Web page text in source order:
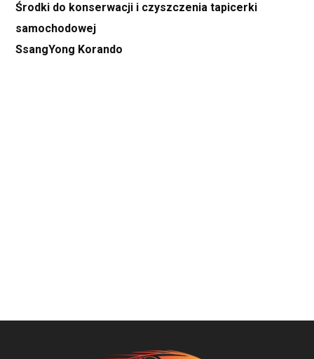
Środki do konserwacji i czyszczenia tapicerki
samochodowej
SsangYong Korando